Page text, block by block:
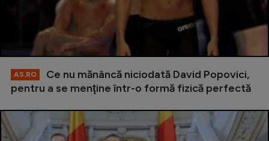
AS.RO
Ce nu mănâncă niciodată David Popovici,
pentru a se menţine într-o formă fizică perfectă